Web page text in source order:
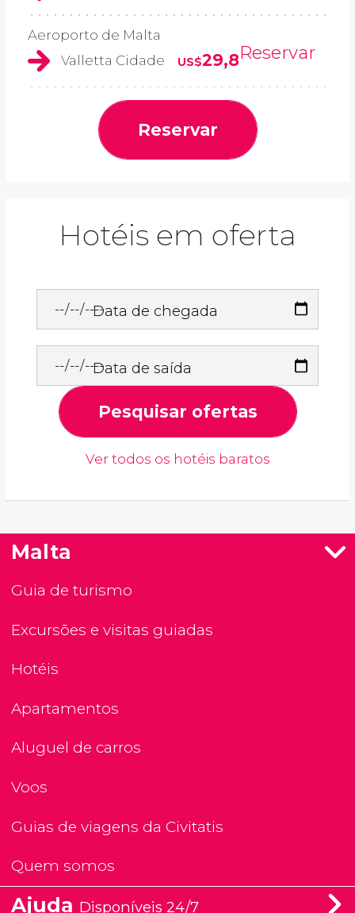
Aeroporto de Malta
Valletta Cidade
US$29,8Reservar
Reservar
Hotéis em oferta
Data de chegada
Data de saída
Pesquisar ofertas
Ver todos os hotéis baratos
Malta
Guia de turismo
Excursões e visitas guiadas
Hotéis
Apartamentos
Aluguel de carros
Voos
Guias de viagens da Civitatis
Quem somos
Ajuda Disponíveis 24/7